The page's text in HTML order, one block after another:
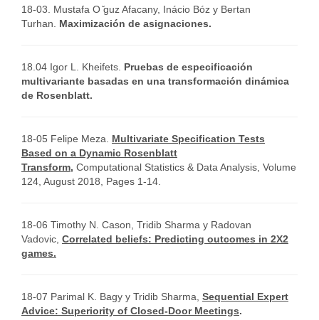
18-03. Mustafa O ̆guz Afacany, Inácio Bóz y Bertan
Turhan. Maximización de asignaciones.
18.04 Igor L. Kheifets. Pruebas de especificación
multivariante basadas en una transformación dinámica
de Rosenblatt.
18-05 Felipe Meza. Multivariate Specification Tests
Based on a Dynamic Rosenblatt
Transform, Computational Statistics & Data Analysis, Volume
124, August 2018, Pages 1-14.
18-06 Timothy N. Cason, Tridib Sharma y Radovan
Vadovic, Correlated beliefs: Predicting outcomes in 2X2
games.
18-07 Parimal K. Bagy y Tridib Sharma, Sequential Expert
Advice: Superiority of Closed-Door Meetings.